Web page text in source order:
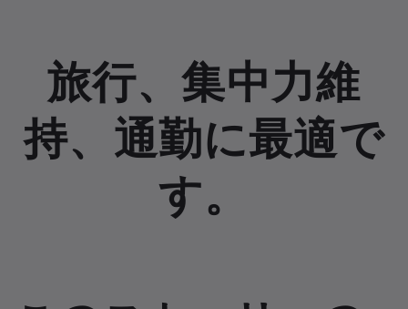
旅行、集中力維
持、通勤に最適で
す。